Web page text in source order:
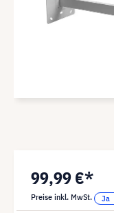
99,99 €*
Preise inkl. MwSt.